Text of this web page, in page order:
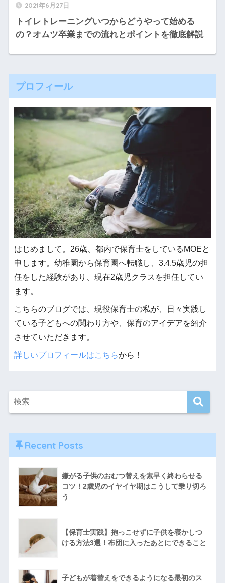
2021年6月27日
トイレトレーニングいつからどうやって始める
の？オムツ卒業までの流れとポイントを徹底解説
プロフィール
はじめまして。26歳、都内で保育士をしているMOEと
申します。幼稚園から保育園へ転職し、3.4.5歳児の担
任をした経験があり、現在2歳児クラスを担任してい
ます。
こちらのブログでは、現役保育士の私が、日々実践し
ている子どもへの関わり方や、保育のアイデアを紹介
させていただきます。
詳しいプロフィールはこちらから！
Recent Posts
嫌がる子供のおむつ替えを素早く終わらせる
コツ！2歳児のイヤイヤ期はこうして乗り切ろ
う
【保育士実践】抱っこせずに子供を寝かしつ
ける方法3選！布団に入ったあとにできること
子どもが着替えをできるようになる最初のス